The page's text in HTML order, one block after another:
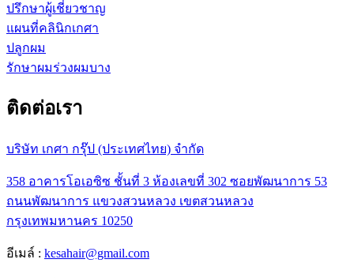
ปรึกษาผู้เชี่ยวชาญ
แผนที่คลินิกเกศา
ปลูกผม
รักษาผมร่วงผมบาง
ติดต่อเรา
บริษัท เกศา กรุ๊ป (ประเทศไทย) จำกัด
358 อาคารโอเอซิซ ชั้นที่ 3 ห้องเลขที่ 302 ซอยพัฒนาการ 53
ถนนพัฒนาการ แขวงสวนหลวง เขตสวนหลวง
กรุงเทพมหานคร 10250
อีเมล์ : kesahair@gmail.com